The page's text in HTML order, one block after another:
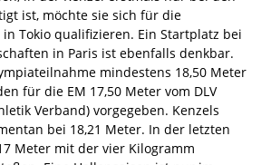
ist, möchte sie sich für die
Tokio qualifizieren. Ein Startplatz bei
in Paris ist ebenfalls denkbar.
mindestens 18,50 Meter
für die EM 17,50 Meter vom DLV
Verband) vorgegeben. Kenzels
bei 18,21 Meter. In der letzten
Meter mit der vier Kilogramm